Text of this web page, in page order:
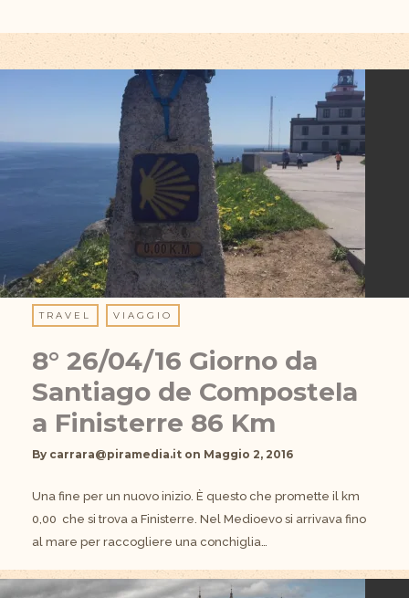
TRAVEL VIAGGIO
8° 26/04/16 Giorno da
Santiago de Compostela
a Finisterre 86 Km
By carrara@piramedia.it on Maggio 2, 2016
Una fine per un nuovo inizio. È questo che promette il km
0,00 che si trova a Finisterre. Nel Medioevo si arrivava fino
al mare per raccogliere una conchiglia…